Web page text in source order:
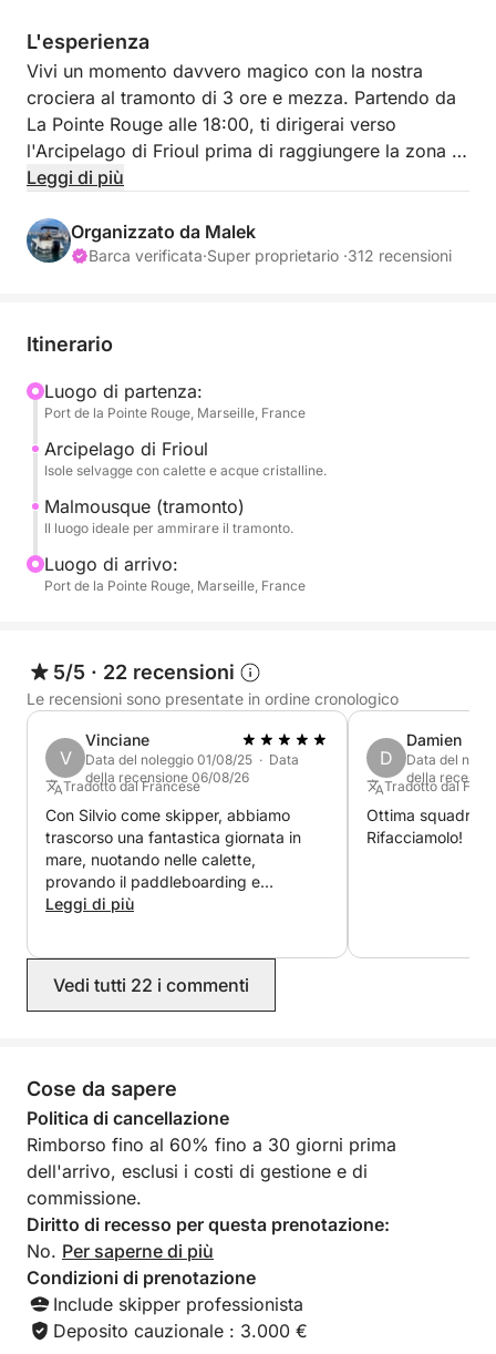
L'esperienza
Vivi un momento davvero magico con la nostra
crociera al tramonto di 3 ore e mezza. Partendo da
La Pointe Rouge alle 18:00, ti dirigerai verso
l'Arcipelago di Frioul prima di raggiungere la zona di
Malmousque, un luogo privilegiato per ammirare il
concludere la giornata con un memorabile aperitivo
in acqua.
un frigo portatile per le tue bevande. È inoltre
Paddleboard) al costo aggiuntivo di 30€.
Il prezzo contenuto di questa esperienza ti
garantisce un ricordo esclusivo per ammirare l'ora
d'oro della costa.
Assapora la magia del tramonto marsigliese durante
una tranquilla pausa in mare.
al costo di 90€.
Prenota oggi stesso la tua crociera al tramonto
perfetta con me su Click & Boat!
P.S.: Il carburante è da pagare separatamente al
porto al termine della crociera, direttamente allo
skipper.
Leggi di più
Organizzato da Malek
Barca verificata·Super proprietario ·312 recensioni
Itinerario
Luogo di partenza:
Port de la Pointe Rouge, Marseille, France
Arcipelago di Frioul
Isole selvagge con calette e acque cristalline.
Malmousque (tramonto)
Il luogo ideale per ammirare il tramonto.
Luogo di arrivo:
Port de la Pointe Rouge, Marseille, France
5/5 · 22 recensioni
Le recensioni sono presentate in ordine cronologico
V
Vinciane
Data del noleggio 01/08/25 · Data
della recensione 06/08/26
Tradotto dal Francese
Con Silvio come skipper, abbiamo
trascorso una fantastica giornata in
mare, nuotando nelle calette,
provando il paddleboarding e
godendoci piacevoli conversazioni. Fin
il proprietario, ha risposto
rapidamente, la comunicazione è stata
consiglio vivamente! Grazie ancora per
il tuo contagioso buon umore ?
Leggi di più
D
Damien
Data del
della
Tradotto dal
Ottima squadra.
Rifacciamolo!
Vedi tutti 22 i commenti
Cose da sapere
Politica di cancellazione
Rimborso fino al 60% fino a 30 giorni prima
dell'arrivo, esclusi i costi di gestione e di
commissione.
Diritto di recesso per questa prenotazione:
No. Per saperne di più
Condizioni di prenotazione
Include skipper professionista
Deposito cauzionale : 3.000 €